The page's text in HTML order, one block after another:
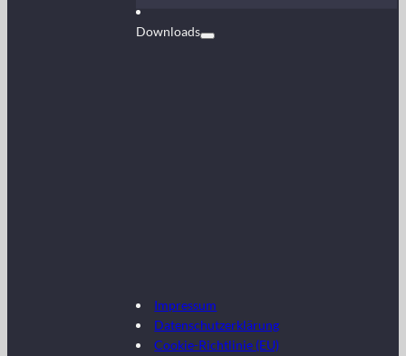
Downloads
Impressum
Datenschutzerklärung
Cookie-Richtlinie (EU)